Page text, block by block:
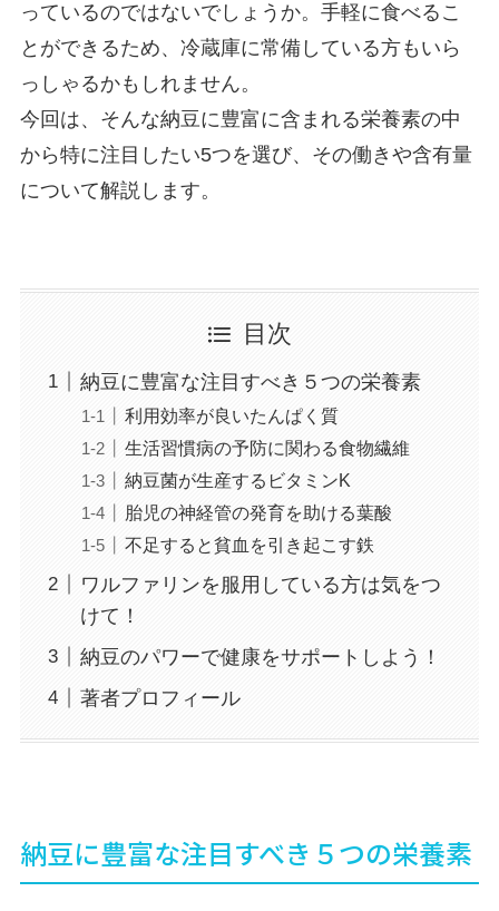
っているのではないでしょうか。手軽に食べるこ
とができるため、冷蔵庫に常備している方もいら
っしゃるかもしれません。
今回は、そんな納豆に豊富に含まれる栄養素の中
から特に注目したい5つを選び、その働きや含有量
について解説します。
目次
納豆に豊富な注目すべき５つの栄養素
利用効率が良いたんぱく質
生活習慣病の予防に関わる食物繊維
納豆菌が生産するビタミンK
胎児の神経管の発育を助ける葉酸
不足すると貧血を引き起こす鉄
ワルファリンを服用している方は気をつ
けて！
納豆のパワーで健康をサポートしよう！
著者プロフィール
納豆に豊富な注目すべき５つの栄養素